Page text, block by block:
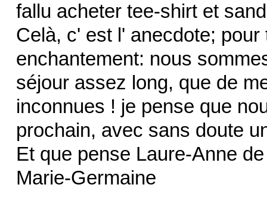
fallu acheter tee-shirt et
Celà, c' est l' anecdote;
enchantement: nous
séjour assez long, que de
inconnues ! je pense que
prochain, avec sans doute
Et que pense Laure-Anne
Marie-Germaine